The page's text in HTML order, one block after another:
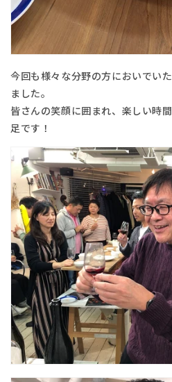
今回も様々な分野の方においでい
ました。
皆さんの笑顔に囲まれ、楽しい時
足です！